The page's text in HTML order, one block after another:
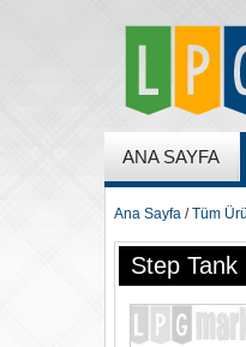
ANA SAYFA
Ana Sayfa /Tüm
Step Tank